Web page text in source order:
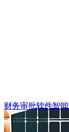
财务审批软件智